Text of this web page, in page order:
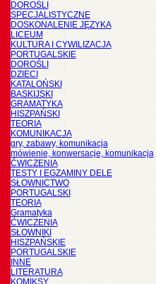
DOROŚLI
SPECJALISTYCZNE
DOSKONALENIE JĘZYKA
LICEUM
KULTURA I CYWILIZACJA
PORTUGALSKIE
DOROŚLI
DZIECI
KATALOŃSKI
BASKIJSKI
GRAMATYKA
HISZPAŃSKI
TEORIA
KOMUNIKACJA
gry, zabawy, komunikacja
mówienie, konwersacje, komunikacja
ĆWICZENIA
TESTY I EGZAMINY DELE
SŁOWNICTWO
PORTUGALSKI
TEORIA
Gramatyka
ĆWICZENIA
SŁOWNIKI
HISZPAŃSKIE
PORTUGALSKIE
INNE
LITERATURA
KOMIKSY